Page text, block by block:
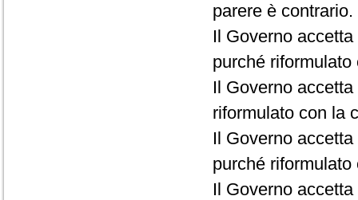
parere è contrario.
Il Governo
purché
Il Governo
riformulato con la
Il Governo
purché
Il Governo